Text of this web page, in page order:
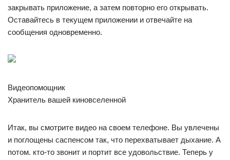
закрывать приложение, а затем повторно его открывать.
Оставайтесь в текущем приложении и отвечайте на
сообщения одновременно.
Видеопомощник
Хранитель вашей киновселенной
Итак, вы смотрите видео на своем телефоне. Вы увлечены
и поглощены саспенсом так, что перехватывает дыхание. А
потом. кто-то звонит и портит все удовольствие. Теперь у